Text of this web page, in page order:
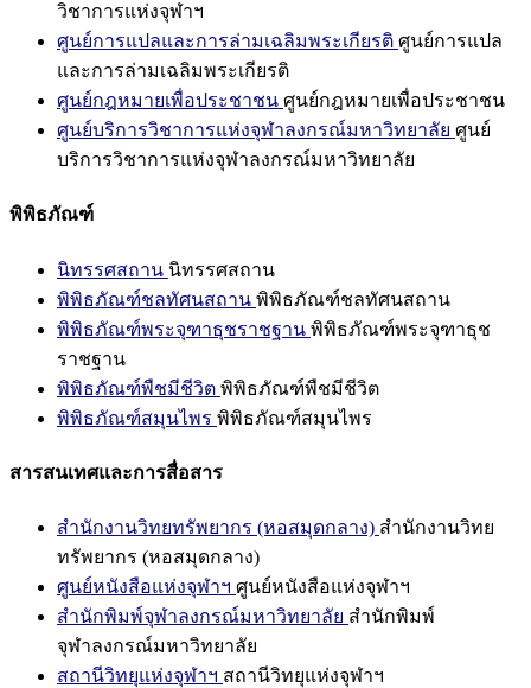
วิชาการแห่งจุฬาฯ
ศูนย์การแปลและการล่ามเฉลิมพระเกียรติ ศูนย์การแปล
และการล่ามเฉลิมพระเกียรติ
ศูนย์กฎหมายเพื่อประชาชน ศูนย์กฎหมายเพื่อประชาชน
ศูนย์บริการวิชาการแห่งจุฬาลงกรณ์มหาวิทยาลัย ศูนย์
บริการวิชาการแห่งจุฬาลงกรณ์มหาวิทยาลัย
พิพิธภัณฑ์
นิทรรศสถาน นิทรรศสถาน
พิพิธภัณฑ์ชลทัศนสถาน พิพิธภัณฑ์ชลทัศนสถาน
พิพิธภัณฑ์พระจุฑาธุชราชฐาน พิพิธภัณฑ์พระจุฑาธุช
ราชฐาน
พิพิธภัณฑ์พืชมีชีวิต พิพิธภัณฑ์พืชมีชีวิต
พิพิธภัณฑ์สมุนไพร พิพิธภัณฑ์สมุนไพร
สารสนเทศและการสื่อสาร
สำนักงานวิทยทรัพยากร (หอสมุดกลาง) สำนักงานวิทย
ทรัพยากร (หอสมุดกลาง)
ศูนย์หนังสือแห่งจุฬาฯ ศูนย์หนังสือแห่งจุฬาฯ
สำนักพิมพ์จุฬาลงกรณ์มหาวิทยาลัย สำนักพิมพ์
จุฬาลงกรณ์มหาวิทยาลัย
สถานีวิทยุแห่งจุฬาฯ สถานีวิทยุแห่งจุฬาฯ